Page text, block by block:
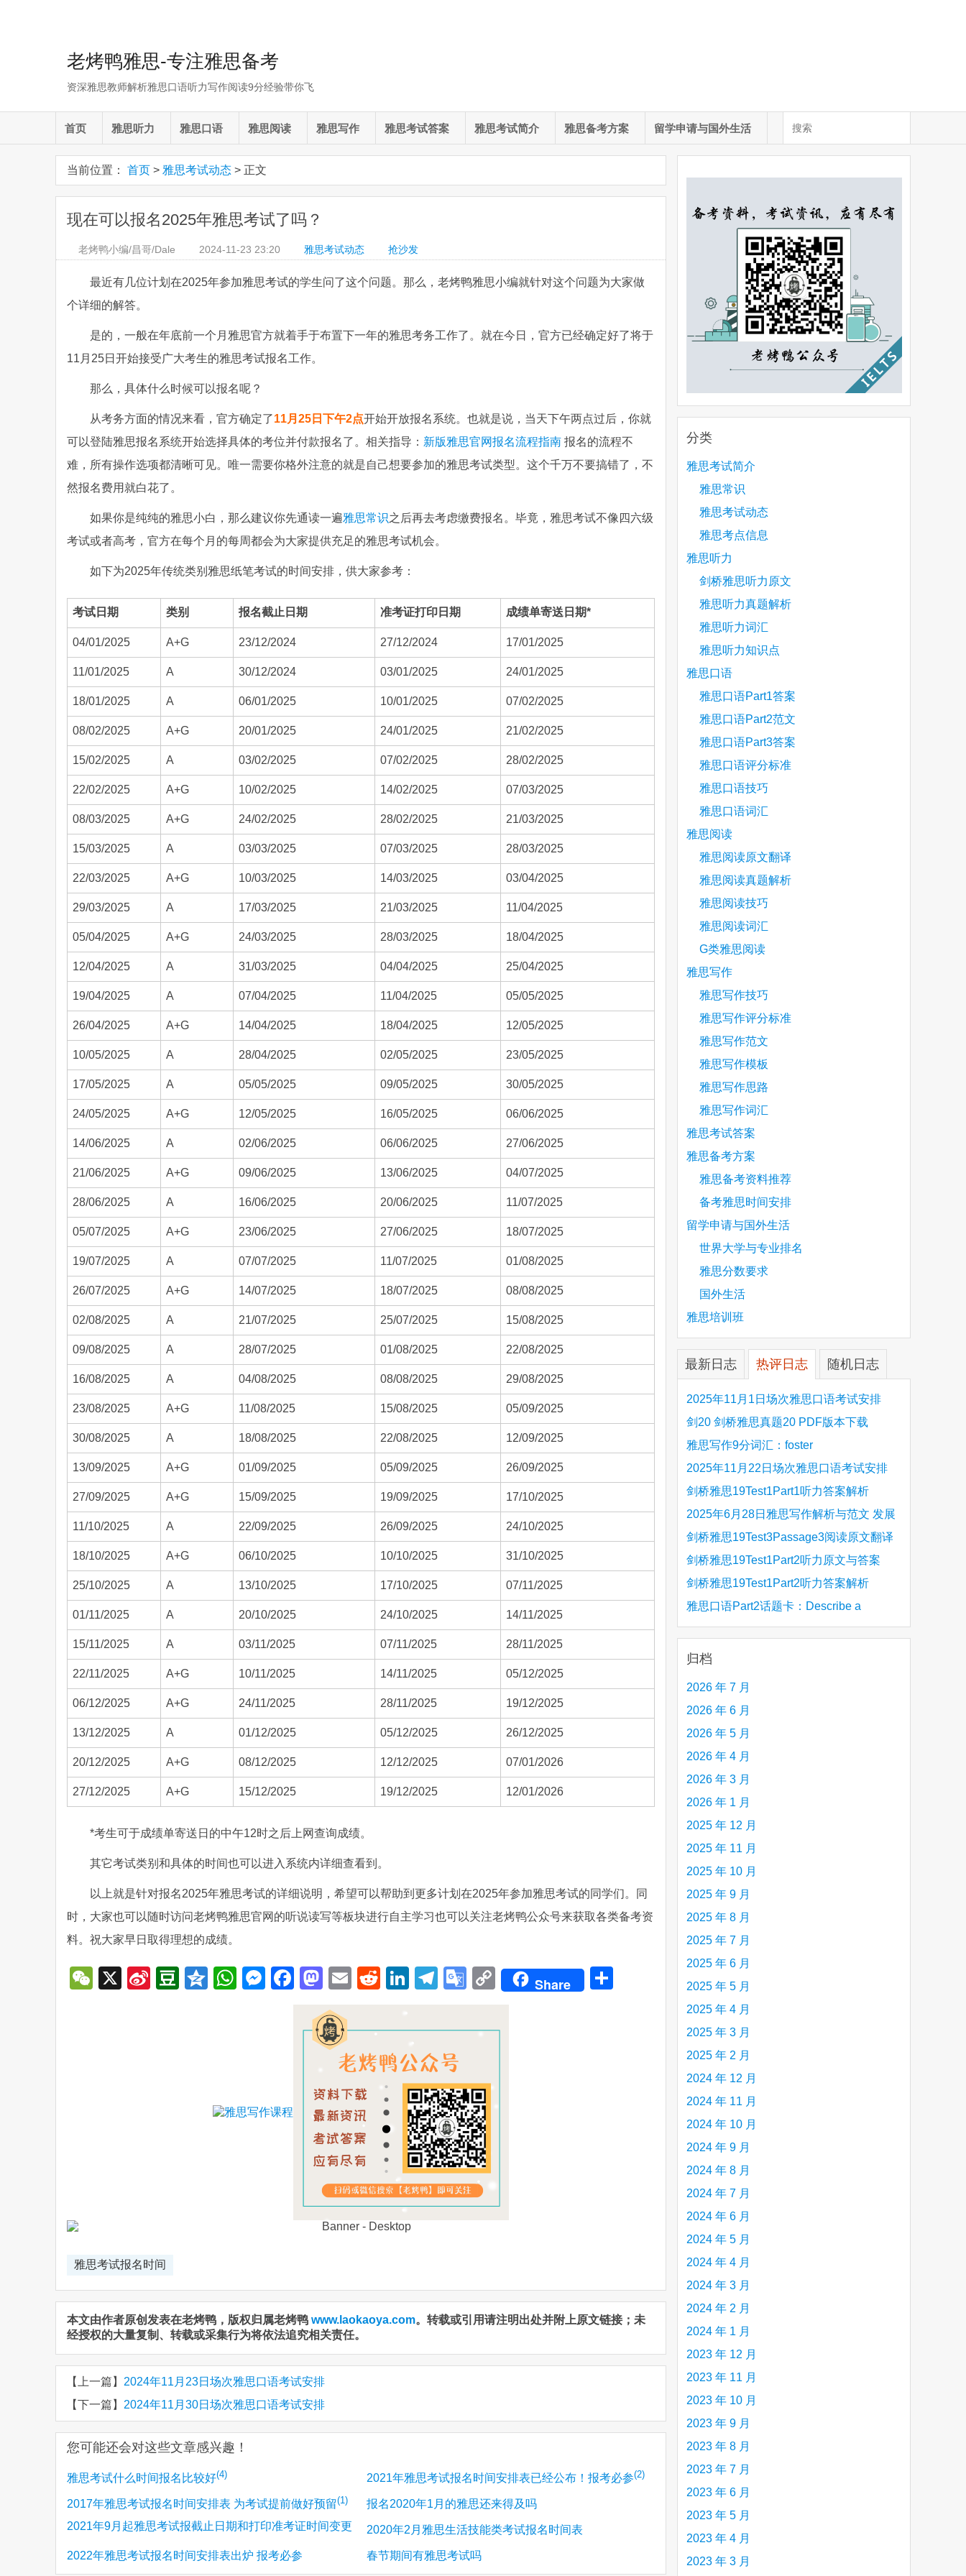
老烤鸭雅思-专注雅思备考
资深雅思教师解析雅思口语听力写作阅读9分经验带你飞
首页 雅思听力 雅思口语 雅思阅读 雅思写作 雅思考试答案 雅思考试简介 雅思备考方案 留学申请与国外生活
当前位置： 首页 > 雅思考试动态 > 正文
现在可以报名2025年雅思考试了吗？
老烤鸭小编/昌哥/Dale 2024-11-23 23:20 雅思考试动态 抢沙发
最近有几位计划在2025年参加雅思考试的学生问了这个问题。那么，老烤鸭雅思小编就针对这个问题为大家做
个详细的解答。
是的，一般在年底前一个月雅思官方就着手于布置下一年的雅思考务工作了。就在今日，官方已经确定好了将于
11月25日开始接受广大考生的雅思考试报名工作。
那么，具体什么时候可以报名呢？
从考务方面的情况来看，官方确定了11月25日下午2点开始开放报名系统。也就是说，当天下午两点过后，你就
可以登陆雅思报名系统开始选择具体的考位并付款报名了。相关指导： 新版雅思官网报名流程指南 报名的流程不
难，所有操作选项都清晰可见。唯一需要你格外注意的就是自己想要参加的雅思考试类型。这个千万不要搞错了，不
然报名费用就白花了。
如果你是纯纯的雅思小白，那么建议你先通读一遍雅思常识之后再去考虑缴费报名。毕竟，雅思考试不像四六级
考试或者高考，官方在每个月的每周都会为大家提供充足的雅思考试机会。
如下为2025年传统类别雅思纸笔考试的时间安排，供大家参考：
考试日期 类别 报名截止日期 准考证打印日期 成绩单寄送日期*
04/01/2025 A+G 23/12/2024 27/12/2024 17/01/2025
11/01/2025 A 30/12/2024 03/01/2025 24/01/2025
18/01/2025 A 06/01/2025 10/01/2025 07/02/2025
08/02/2025 A+G 20/01/2025 24/01/2025 21/02/2025
15/02/2025 A 03/02/2025 07/02/2025 28/02/2025
22/02/2025 A+G 10/02/2025 14/02/2025 07/03/2025
08/03/2025 A+G 24/02/2025 28/02/2025 21/03/2025
15/03/2025 A 03/03/2025 07/03/2025 28/03/2025
22/03/2025 A+G 10/03/2025 14/03/2025 03/04/2025
29/03/2025 A 17/03/2025 21/03/2025 11/04/2025
05/04/2025 A+G 24/03/2025 28/03/2025 18/04/2025
12/04/2025 A 31/03/2025 04/04/2025 25/04/2025
19/04/2025 A 07/04/2025 11/04/2025 05/05/2025
26/04/2025 A+G 14/04/2025 18/04/2025 12/05/2025
10/05/2025 A 28/04/2025 02/05/2025 23/05/2025
17/05/2025 A 05/05/2025 09/05/2025 30/05/2025
24/05/2025 A+G 12/05/2025 16/05/2025 06/06/2025
14/06/2025 A 02/06/2025 06/06/2025 27/06/2025
21/06/2025 A+G 09/06/2025 13/06/2025 04/07/2025
28/06/2025 A 16/06/2025 20/06/2025 11/07/2025
05/07/2025 A+G 23/06/2025 27/06/2025 18/07/2025
19/07/2025 A 07/07/2025 11/07/2025 01/08/2025
26/07/2025 A+G 14/07/2025 18/07/2025 08/08/2025
02/08/2025 A 21/07/2025 25/07/2025 15/08/2025
09/08/2025 A 28/07/2025 01/08/2025 22/08/2025
16/08/2025 A 04/08/2025 08/08/2025 29/08/2025
23/08/2025 A+G 11/08/2025 15/08/2025 05/09/2025
30/08/2025 A 18/08/2025 22/08/2025 12/09/2025
13/09/2025 A+G 01/09/2025 05/09/2025 26/09/2025
27/09/2025 A+G 15/09/2025 19/09/2025 17/10/2025
11/10/2025 A 22/09/2025 26/09/2025 24/10/2025
18/10/2025 A+G 06/10/2025 10/10/2025 31/10/2025
25/10/2025 A 13/10/2025 17/10/2025 07/11/2025
01/11/2025 A 20/10/2025 24/10/2025 14/11/2025
15/11/2025 A 03/11/2025 07/11/2025 28/11/2025
22/11/2025 A+G 10/11/2025 14/11/2025 05/12/2025
06/12/2025 A+G 24/11/2025 28/11/2025 19/12/2025
13/12/2025 A 01/12/2025 05/12/2025 26/12/2025
20/12/2025 A+G 08/12/2025 12/12/2025 07/01/2026
27/12/2025 A+G 15/12/2025 19/12/2025 12/01/2026
*考生可于成绩单寄送日的中午12时之后上网查询成绩。
其它考试类别和具体的时间也可以进入系统内详细查看到。
以上就是针对报名2025年雅思考试的详细说明，希望可以帮助到更多计划在2025年参加雅思考试的同学们。同
时，大家也可以随时访问老烤鸭雅思官网的听说读写等板块进行自主学习也可以关注老烤鸭公众号来获取各类备考资
料。祝大家早日取得理想的成绩。
WeChat
X
SinaDouban
QzoneWhatsApp
Messenger
Facebook
Mastodon
EmailRedditLinkedIn
Telegram
Google
CopyShare
雅思考试报名时间
本文由作者原创发表在老烤鸭，版权归属老烤鸭 www.laokaoya.com。转载或引用请注明出处并附上原文链接；未
经授权的大量复制、转载或采集行为将依法追究相关责任。
【上一篇】 2024年11月23日场次雅思口语考试安排
【下一篇】 2024年11月30日场次雅思口语考试安排
您可能还会对这些文章感兴趣！
雅思考试什么时间报名比较好(4) 2021年雅思考试报名时间安排表已经公布！报考必参(2)
2017年雅思考试报名时间安排表 为考试提前做好预留(1)
报名2020年1月的雅思还来得及吗
2021年9月起雅思考试报截止日期和打印准考证时间变更
须知
2020年2月雅思生活技能类考试报名时间表
2022年雅思考试报名时间安排表出炉 报考必参 春节期间有雅思考试吗
分类
雅思考试简介
雅思常识
雅思考试动态
雅思考点信息
雅思听力
剑桥雅思听力原文
雅思听力真题解析
雅思听力词汇
雅思听力知识点
雅思口语
雅思口语Part1答案
雅思口语Part2范文
雅思口语Part3答案
雅思口语评分标准
雅思口语技巧
雅思口语词汇
雅思阅读
雅思阅读原文翻译
雅思阅读真题解析
雅思阅读技巧
雅思阅读词汇
G类雅思阅读
雅思写作
雅思写作技巧
雅思写作评分标准
雅思写作范文
雅思写作模板
雅思写作思路
雅思写作词汇
雅思考试答案
雅思备考方案
雅思备考资料推荐
备考雅思时间安排
留学申请与国外生活
世界大学与专业排名
雅思分数要求
国外生活
雅思培训班
最新日志 热评日志 随机日志
2025年11月1日场次雅思口语考试安排
剑20 剑桥雅思真题20 PDF版本下载
雅思写作9分词汇：foster
2025年11月22日场次雅思口语考试安排
剑桥雅思19Test1Part1听力答案解析
Hinchingbrooke Country Park
2025年6月28日雅思写作解析与范文 发展
旅游业 手把手带你写高分范文
剑桥雅思19Test3Passage3阅读原文翻译
Is the era of artificial speech translation
upon us 人工智能语言翻译
剑桥雅思19Test1Part2听力原文与答案
Stanthorpe Twinning Association
剑桥雅思19Test1Part2听力答案解析
Stanthorpe Twinning Association
雅思口语Part2话题卡：Describe a
creative person (e.g. an artist, a musician,
etc.) you admire 钦佩的有创造力的人
归档
2026 年 7 月
2026 年 6 月
2026 年 5 月
2026 年 4 月
2026 年 3 月
2026 年 1 月
2025 年 12 月
2025 年 11 月
2025 年 10 月
2025 年 9 月
2025 年 8 月
2025 年 7 月
2025 年 6 月
2025 年 5 月
2025 年 4 月
2025 年 3 月
2025 年 2 月
2024 年 12 月
2024 年 11 月
2024 年 10 月
2024 年 9 月
2024 年 8 月
2024 年 7 月
2024 年 6 月
2024 年 5 月
2024 年 4 月
2024 年 3 月
2024 年 2 月
2024 年 1 月
2023 年 12 月
2023 年 11 月
2023 年 10 月
2023 年 9 月
2023 年 8 月
2023 年 7 月
2023 年 6 月
2023 年 5 月
2023 年 4 月
2023 年 3 月